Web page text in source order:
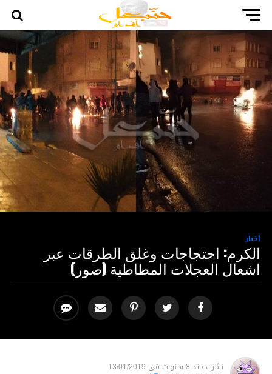
أخبار
الكرم: احتجاجات وغلق الطرقات عبر
اشعال العجلات المطاطية (صور)
نشرت منذ 8 سنوات فى 13/01/2019